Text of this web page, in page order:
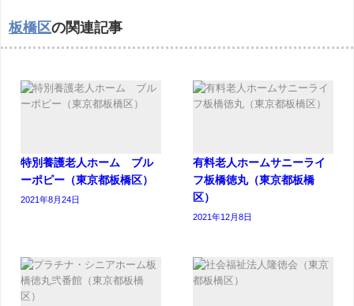
板橋区の関連記事
特別養護老人ホーム ブル
ーポピー（東京都板橋区）
2021年8月24日
有料老人ホームサニーライ
フ板橋徳丸（東京都板橋
区）
2021年12月8日